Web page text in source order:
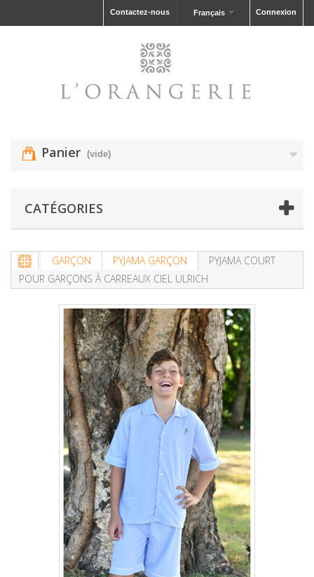
Connexion
Français
Contactez-nous
Panier (vide)
CATÉGORIES
GARÇON PYJAMA GARÇON
PYJAMA COURT
POUR GARÇONS À CARREAUX CIEL ULRICH